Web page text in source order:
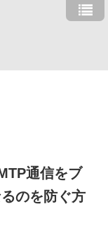
通信をブ
のを防ぐ方